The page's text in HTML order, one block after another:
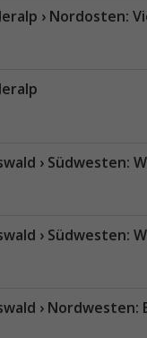
Viewpoint Moosfluh - Bettmerhorn -
› Südwesten:
› Südwesten:
› Nordwesten: